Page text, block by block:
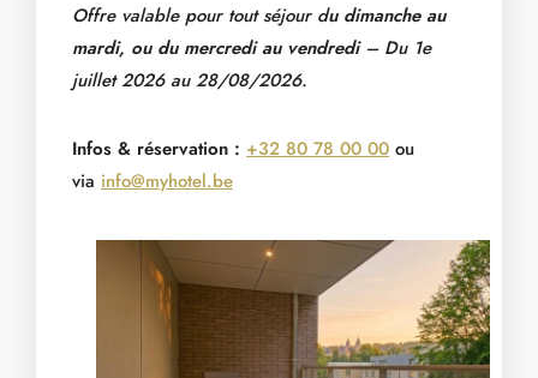
Offre valable pour tout séjour du dimanche au
mardi, ou du mercredi au vendredi– Du 1e
juillet 2026 au 28/08/2026.
Infos & réservation : +32 80 78 00 00 ou
via info@myhotel.be